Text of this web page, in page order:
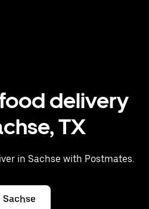
delivery
TX
in Sachse with Postmates.